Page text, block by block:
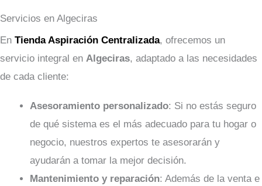
Servicios en Algeciras
En Tienda Aspiración Centralizada, ofrecemos un
servicio integral en Algeciras, adaptado a las necesidades
de cada cliente:
Asesoramiento personalizado: Si no estás seguro
de qué sistema es el más adecuado para tu hogar o
negocio, nuestros expertos te asesorarán y
ayudarán a tomar la mejor decisión.
Mantenimiento y reparación: Además de la venta e